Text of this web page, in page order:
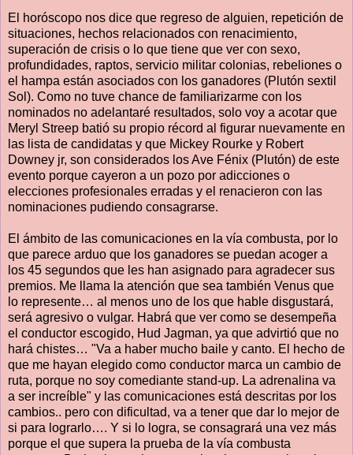
El horóscopo nos dice que regreso de alguien, repetición de
situaciones, hechos relacionados con renacimiento,
superación de crisis o lo que tiene que ver con sexo,
profundidades, raptos, servicio militar colonias, rebeliones o
el hampa están asociados con los ganadores (Plutón sextil
Sol). Como no tuve chance de familiarizarme con los
nominados no adelantaré resultados, solo voy a acotar que
Meryl Streep batió su propio récord al figurar nuevamente en
las lista de candidatas y que Mickey Rourke y Robert
Downey jr, son considerados los Ave Fénix (Plutón) de este
evento porque cayeron a un pozo por adicciones o
elecciones profesionales erradas y el renacieron con las
nominaciones pudiendo consagrarse.
El ámbito de las comunicaciones en la vía combusta, por lo
que parece arduo que los ganadores se puedan acoger a
los 45 segundos que les han asignado para agradecer sus
premios. Me llama la atención que sea también Venus que
lo represente… al menos uno de los que hable disgustará,
será agresivo o vulgar. Habrá que ver como se desempeña
el conductor escogido, Hud Jagman, ya que advirtió que no
hará chistes… "Va a haber mucho baile y canto. El hecho de
que me hayan elegido como conductor marca un cambio de
ruta, porque no soy comediante stand-up. La adrenalina va
a ser increíble" y las comunicaciones está descritas por los
cambios.. pero con dificultad, va a tener que dar lo mejor de
si para lograrlo…. Y si lo logra, se consagrará una vez más
porque el que supera la prueba de la vía combusta